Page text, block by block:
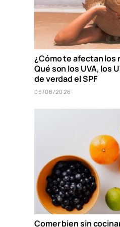
¿Cómo te afectan los
Qué son los UVA, los
de verdad el SPF
05/08/2026
Comer bien sin